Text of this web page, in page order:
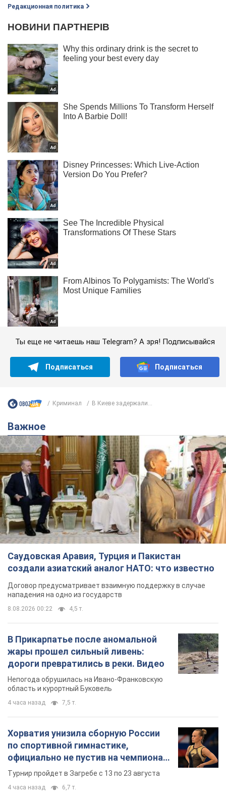
Редакционная политика
Ты еще не читаешь наш Telegram? А зря! Подписывайся
Подписаться Подписаться
Криминал В Киеве задержали...
Важное
Саудовская Аравия, Турция и Пакистан
создали азиатский аналог НАТО: что известно
Договор предусматривает взаимную поддержку в случае
нападения на одно из государств
8.08.2026 00:22 4,5 т.
В Прикарпатье после аномальной
жары прошел сильный ливень:
дороги превратились в реки. Видео
Непогода обрушилась на Ивано-Франковскую
область и курортный Буковель
4 часа назад 7,5 т.
Хорватия унизила сборную России
по спортивной гимнастике,
официально не пустив на чемпионат
Европы основных спортсменов
Турнир пройдет в Загребе с 13 по 23 августа
4 часа назад 6,7 т.